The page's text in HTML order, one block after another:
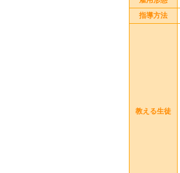
指導方法
教える生徒